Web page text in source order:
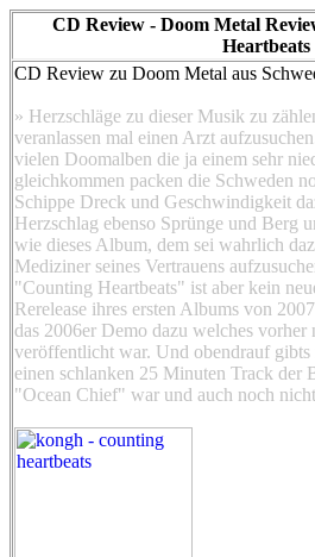
CD Review - Doom Metal
Heartbeats
CD Review zu Doom Metal aus
» Herzschläge zu dieser Musik zu
veranlassen mal einen Arzt
vielen Doomalben die ja einem sehr
gleichkommen packen die Schweden
Schippe Dreck und Geschwindigkeit
Herzschlag ebenso Sprünge und Berg
wie dieses Album, dem sei wahrlich
Mediziner seines Vertrauens
"Counting Heartbeats" ist aber kein
Rerelease ihres ersten Albums von
das 2006er Demo dazu welches vorher
veröffentlicht war. Und obendrauf
einen schlanken 25 Minuten Track der
"Ocean Chief" war und auch noch